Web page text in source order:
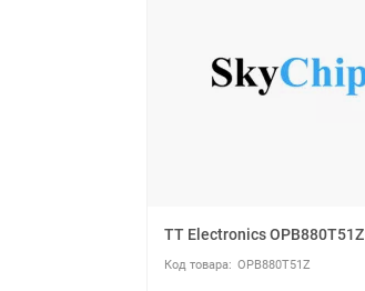
TT Electronics OPB880T51Z
OPB880T51Z